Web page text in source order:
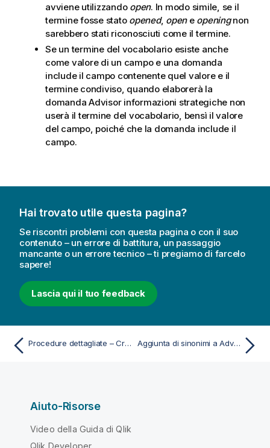
avviene utilizzando open. In modo simile, se il
termine fosse stato opened, opene openingnon
sarebbero stati riconosciuti come il termine.
Se un termine del vocabolario esiste anche
come valore di un campo e una domanda
include il campo contenente quel valore e il
termine condiviso, quando elaborerà la
domanda Advisor informazioni strategiche non
userà il termine del vocabolario, bensì il valore
del campo, poiché che la domanda include il
campo.
Hai trovato utile questa pagina?
Se riscontri problemi con questa pagina o con il suo
contenuto – un errore di battitura, un passaggio
mancante o un errore tecnico – ti pregiamo di farcelo
sapere!
Lascia qui il tuo feedback
Procedure dettagliate – Creazione di periodi di calendario usando un calendario personalizzato Aggiunta di sinonimi a Advisor informazioni strategiche
Aiuto-Risorse
Video della Guida di Qlik
Qlik Developer